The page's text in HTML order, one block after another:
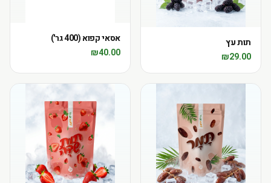
תות עץ
₪29.00
אסאי קפוא (400 גר')
₪40.00